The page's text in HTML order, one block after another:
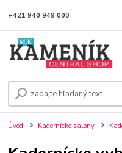
+421 940 949 000
Úvod Kadernícke salóny